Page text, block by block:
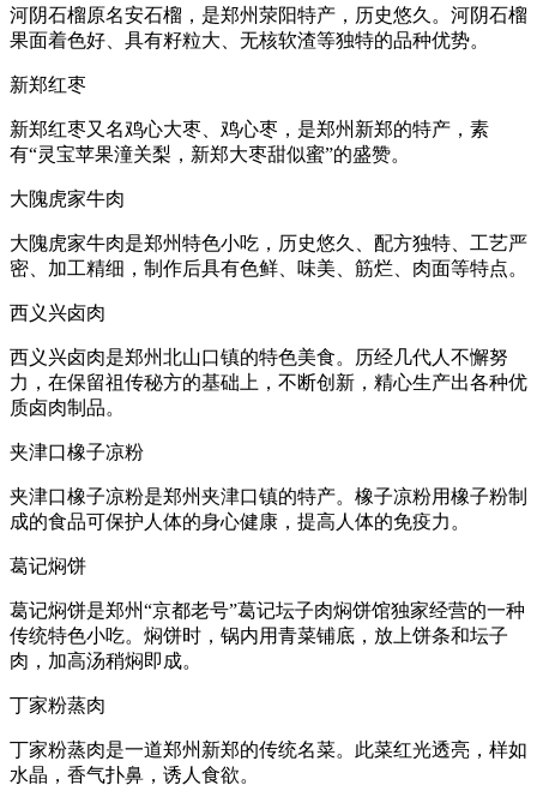
河阴石榴原名安石榴，是郑州荥阳特产，历史悠久。河阴石榴
果面着色好、具有籽粒大、无核软渣等独特的品种优势。
新郑红枣
新郑红枣又名鸡心大枣、鸡心枣，是郑州新郑的特产，素
有“灵宝苹果潼关梨，新郑大枣甜似蜜”的盛赞。
大隗虎家牛肉
大隗虎家牛肉是郑州特色小吃，历史悠久、配方独特、工艺严
密、加工精细，制作后具有色鲜、味美、筋烂、肉面等特点。
西义兴卤肉
西义兴卤肉是郑州北山口镇的特色美食。历经几代人不懈努
力，在保留祖传秘方的基础上，不断创新，精心生产出各种优
质卤肉制品。
夹津口橡子凉粉
夹津口橡子凉粉是郑州夹津口镇的特产。橡子凉粉用橡子粉制
成的食品可保护人体的身心健康，提高人体的免疫力。
葛记焖饼
葛记焖饼是郑州“京都老号”葛记坛子肉焖饼馆独家经营的一种
传统特色小吃。焖饼时，锅内用青菜铺底，放上饼条和坛子
肉，加高汤稍焖即成。
丁家粉蒸肉
丁家粉蒸肉是一道郑州新郑的传统名菜。此菜红光透亮，样如
水晶，香气扑鼻，诱人食欲。